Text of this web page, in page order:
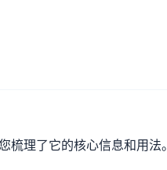
理了它的核心信息和用法。